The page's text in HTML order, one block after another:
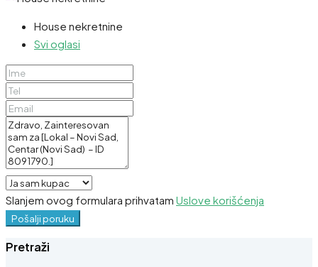
House nekretnine
Svi oglasi
Slanjem ovog formulara prihvatam Uslove korišćenja
Pošalji poruku
Pretraži